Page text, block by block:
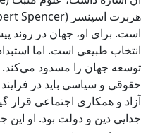
است. برای او، جهان در روند
انتخاب طبیعی است. اما
توسعه جهان را مسدود می‌کند.
حقوقی و سیاسی باید در
آزاد و همکاری اجتماعی قرار
جدایی دین و دولت بود. او این